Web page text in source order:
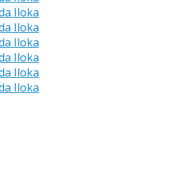
Iloka
Iloka
Iloka
Iloka
Iloka
Iloka